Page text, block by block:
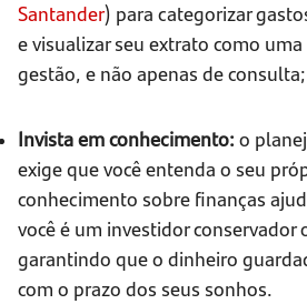
Santander) para categorizar
e visualizar seu extrato como
gestão, e não apenas de consulta;
Invista em conhecimento: o
exige que você entenda o seu
conhecimento sobre finanças
você é um investidor conservador
garantindo que o dinheiro
com o prazo dos seus sonhos.